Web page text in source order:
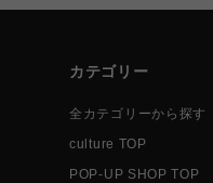
カテゴリー
全カテゴリーから探す
culture TOP
POP-UP SHOP TOP